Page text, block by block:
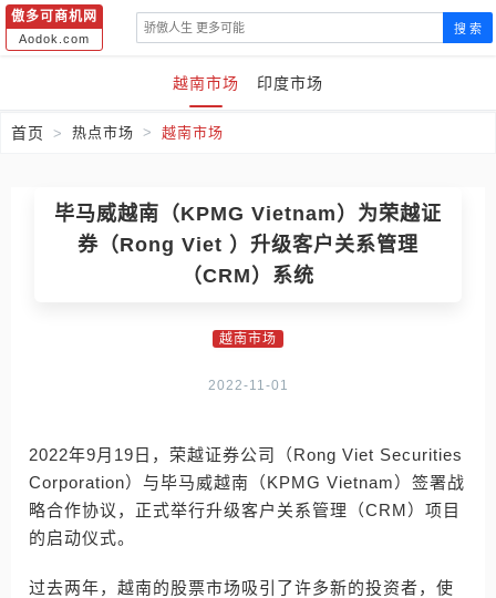
傲多可商机网
Aodok.com
搜 索
越南市场 印度市场
首页 热点市场 越南市场
毕马威越南（KPMG Vietnam）为荣越证
券（Rong Viet ）升级客户关系管理
（CRM）系统
越南市场
2022-11-01
2022年9月19日，荣越证券公司（Rong Viet Securities
Corporation）与毕马威越南（KPMG Vietnam）签署战
略合作协议，正式举行升级客户关系管理（CRM）项目
的启动仪式。
过去两年，越南的股票市场吸引了许多新的投资者，使